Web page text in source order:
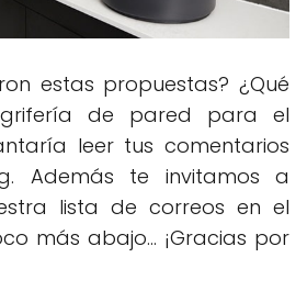
estas propuestas? ¿Qué
de pared para el
leer tus comentarios
Además te invitamos a
lista de correos en el
más abajo... ¡Gracias por